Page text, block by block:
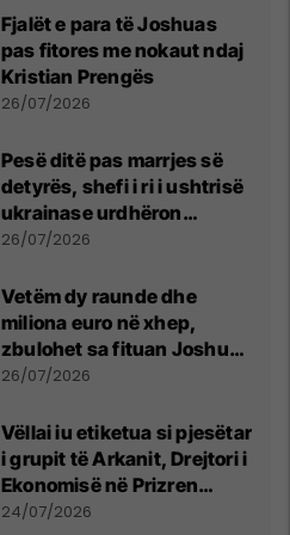
Fjalët e para të Joshuas
pas fitores me nokaut ndaj
Kristian Prengës
26/07/2026
Pesë ditë pas marrjes së
detyrës, shefi i ri i ushtrisë
ukrainase urdhëron
kontroll të madh
26/07/2026
Vetëm dy raunde dhe
miliona euro në xhep,
zbulohet sa fituan Joshua
e Prenga
26/07/2026
Vëllai iu etiketua si pjesëtar
i grupit të Arkanit, Drejtori i
Ekonomisë në Prizren
mohon pretendimet
24/07/2026